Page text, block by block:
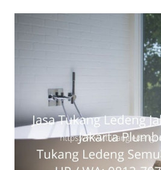
#tukangledengKemayoran
#tukangledengjakartaselatan
sentuh teks nomor disamping:
kepuasan pelanggan adalah
profesional, tim tukang ledeng
dapat memberi Anda solusi untuk
dari masalah kecil sampai besar.
Cepat, masalah diselesaikan
Teknisi Profesional dan